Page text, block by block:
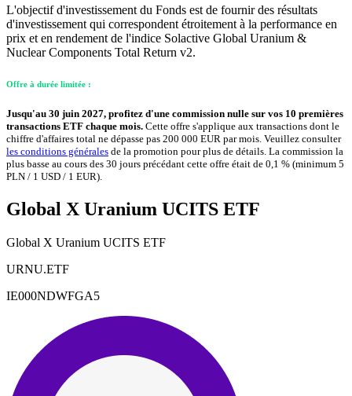
L'objectif d'investissement du Fonds est de fournir des résultats
d'investissement qui correspondent étroitement à la performance en
prix et en rendement de l'indice Solactive Global Uranium &
Nuclear Components Total Return v2.
Offre à durée limitée :
Jusqu'au 30 juin 2027, profitez d'une commission nulle sur vos 10 premières
transactions ETF chaque mois. Cette offre s'applique aux transactions dont le
chiffre d'affaires total ne dépasse pas 200 000 EUR par mois. Veuillez consulter
les conditions générales de la promotion pour plus de détails. La commission la
plus basse au cours des 30 jours précédant cette offre était de 0,1 % (minimum 5
PLN / 1 USD / 1 EUR).
Global X Uranium UCITS ETF
Global X Uranium UCITS ETF
URNU.ETF
IE000NDWFGA5